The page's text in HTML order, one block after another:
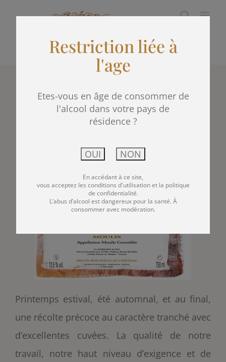
Château Biston 2012
Printemps estival, été automnal, et au final,
une récolte précoce au caractère tranché avec
d’excellentes cuvées. La qualité de notre
travail, notre haut niveau d’exigence et de
Restriction liée à
l'age
Etes-vous en âge de consommer de
l'alcool dans votre pays de
résidence ?
En accédant à ce site,
vous acceptez les conditions d'utilisation et la politique
de confidentialité.
L’abus d’alcool est dangereux pour la santé. À
consommer avec modération.